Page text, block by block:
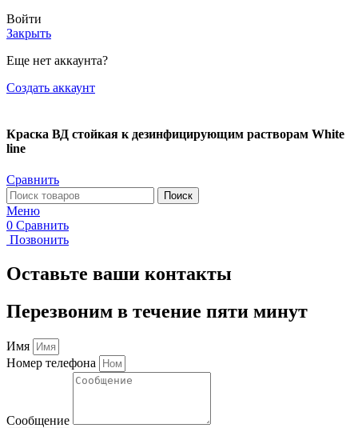
Войти
Закрыть
Еще нет аккаунта?
Создать аккаунт
Краска ВД стойкая к дезинфицирующим растворам White
line
Сравнить
Поиск
Меню
0 Сравнить
Позвонить
Оставьте ваши контакты
Перезвоним в течение пяти минут
Имя
Номер телефона
Сообщение